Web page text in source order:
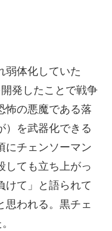
弱体化していた
発したことで戦争
怖の悪魔である落
）を武器化できる
にチェンソーマン
しても立ち上がっ
けて」と語られて
思われる。黒チェ